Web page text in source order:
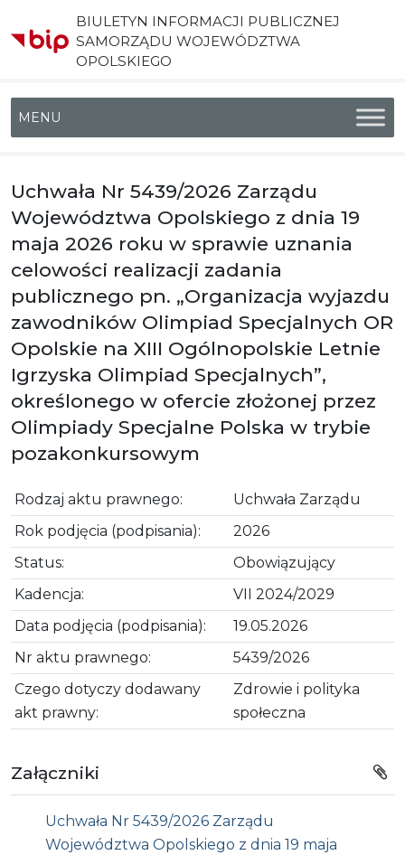
BIULETYN INFORMACJI PUBLICZNEJ
SAMORZĄDU WOJEWÓDZTWA
OPOLSKIEGO
Menu główne
Uchwała Nr 5439/2026 Zarządu
Województwa Opolskiego z dnia 19
maja 2026 roku w sprawie uznania
celowości realizacji zadania
publicznego pn. „Organizacja wyjazdu
zawodników Olimpiad Specjalnych OR
Opolskie na XIII Ogólnopolskie Letnie
Igrzyska Olimpiad Specjalnych”,
określonego w ofercie złożonej przez
Olimpiady Specjalne Polska w trybie
pozakonkursowym
Rodzaj aktu prawnego:
Uchwała Zarządu
Rok podjęcia (podpisania):
2026
Status:
Obowiązujący
Kadencja:
VII 2024/2029
Data podjęcia (podpisania):
19.05.2026
Nr aktu prawnego:
5439/2026
Czego dotyczy dodawany
akt prawny:
Zdrowie i polityka
społeczna
Załączniki
Uchwała Nr 5439/2026 Zarządu
Województwa Opolskiego z dnia 19 maja